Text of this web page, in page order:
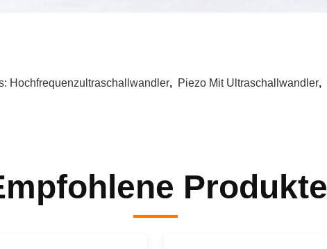
Hochfrequenzultraschallwandler, Piezo Mit Ultraschallwandler,
Produkte